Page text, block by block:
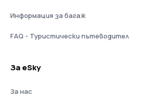
Информация за багаж
FAQ - Туристически пътеводител
За eSky
За нас